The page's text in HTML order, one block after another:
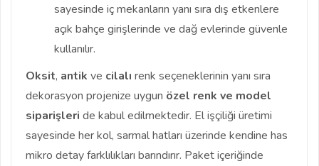
sayesinde iç mekanların yanı sıra dış etkenlere
açık bahçe girişlerinde ve dağ evlerinde güvenle
kullanılır.
Oksit, antik ve cilalı renk seçeneklerinin yanı sıra
dekorasyon projenize uygun özel renk ve model
siparişleri de kabul edilmektedir. El işçiliği üretimi
sayesinde her kol, sarmal hatları üzerinde kendine has
mikro detay farklılıkları barındırır. Paket içeriğinde